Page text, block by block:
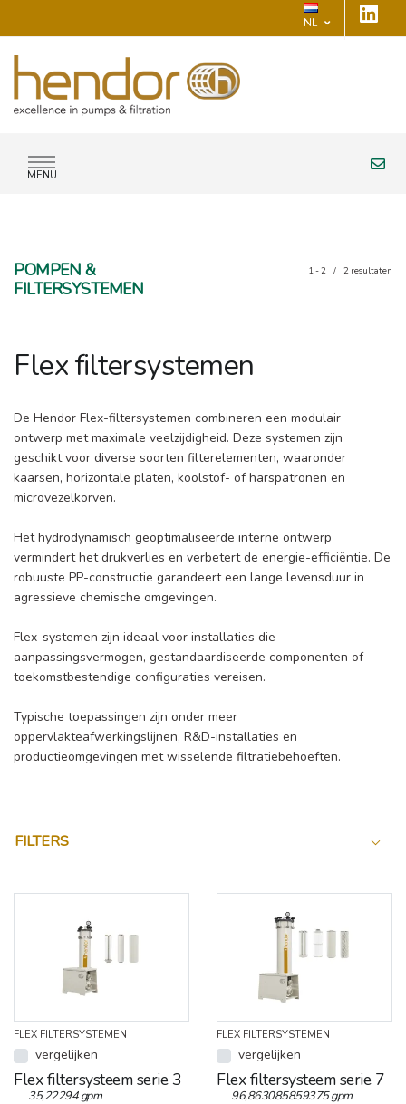
NL
MENU
POMPEN &
FILTERSYSTEMEN
1 - 2 / 2 resultaten
Flex filtersystemen
De Hendor Flex-filtersystemen combineren een modulair
ontwerp met maximale veelzijdigheid. Deze systemen zijn
geschikt voor diverse soorten filterelementen, waaronder
kaarsen, horizontale platen, koolstof- of harspatronen en
microvezelkorven.
Het hydrodynamisch geoptimaliseerde interne ontwerp
vermindert het drukverlies en verbetert de energie-efficiëntie. De
robuuste PP-constructie garandeert een lange levensduur in
agressieve chemische omgevingen.
Flex-systemen zijn ideaal voor installaties die
aanpassingsvermogen, gestandaardiseerde componenten of
toekomstbestendige configuraties vereisen.
Typische toepassingen zijn onder meer
oppervlakteafwerkingslijnen, R&D-installaties en
productieomgevingen met wisselende filtratiebehoeften.
FILTERS
FLEX FILTERSYSTEMEN
vergelijken
Flex filtersysteem serie 3
35,22294 gpm
FLEX FILTERSYSTEMEN
vergelijken
Flex filtersysteem serie 7
96,863085859375 gpm